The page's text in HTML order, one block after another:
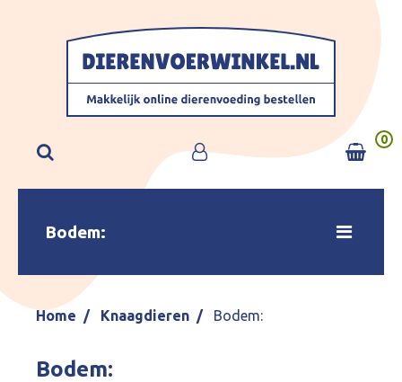
0
Bodem:
Home Knaagdieren Bodem:
Bodem: